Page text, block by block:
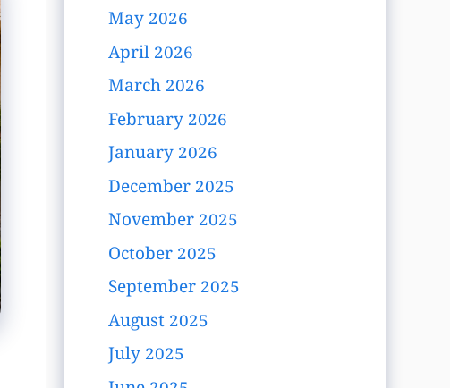
May 2026
April 2026
March 2026
February 2026
January 2026
December 2025
November 2025
October 2025
September 2025
August 2025
July 2025